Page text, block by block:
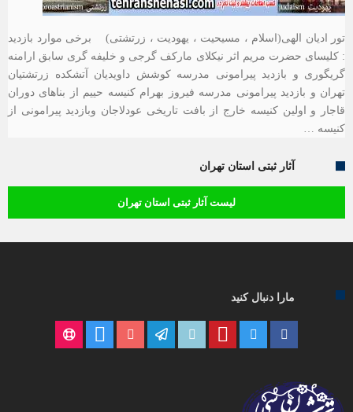
تور ادیان الهی(اسلام ، مسیحیت ، یهودیت ، زرتشتی) برخی موارد بازدید
: کلیسای حضرت مریم اثر نیکلای مارکف گرجی و خلیفه گری سابق ارامنه
گریگوری و بازدید پیرامونی مدرسه کوشش داویدیان آتشکده زرتشتیان
تهران و بازدید پیرامونی مدرسه فیروز بهرام کنیسه حییم از بناهای دوران
قاجار و اولین کنیسه خارج از بافت تاریخی عودلاجان وبازدید پیرامونی از
کنیسه …
آثار ثبتی استان تهران
لیست آثار ثبتی استان تهران
مارا دنبال کنید